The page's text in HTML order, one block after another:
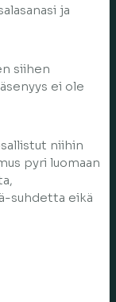
ja
siihen
ei ole
niihin
pyri luomaan
suhdetta eikä